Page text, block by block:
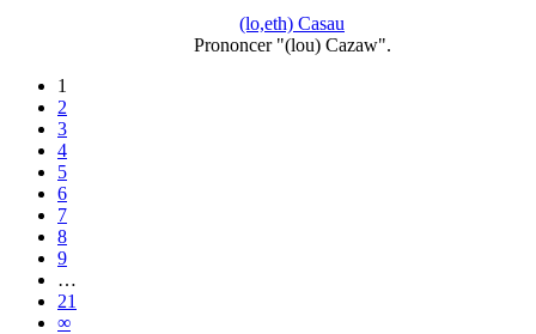
(lo,eth) Casau
Prononcer "(lou) Cazaw".
1
2
3
4
5
6
7
8
9
…
21
∞